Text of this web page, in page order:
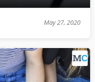
May 27, 2020